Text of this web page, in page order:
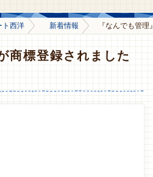
ト西洋 新着情報 『なんでも管
商標登録されました